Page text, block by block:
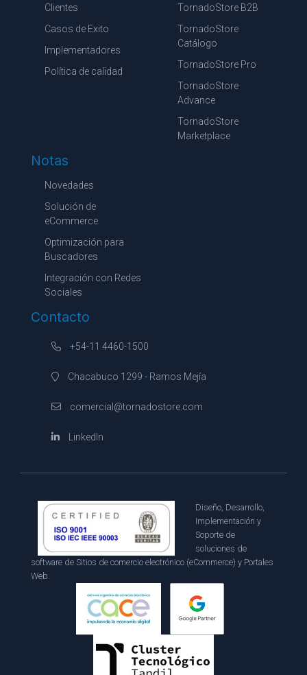
Clientes
Casos de Exito
Implementadores
Política de calidad
TornadoStore B2B
TornadoStore
Catálogo
TornadoStore Pro
TornadoStore
Advance
TornadoStore
Marketplace
Notas
Novedades
Solución de
eCommerce
Optimización para
Buscadores
Integración con Redes
Sociales
Contacto
+54-11 4460-1500
Chacabuco 1299 - Ramos Mejía
comercial@tornadostore.com
LinkedIn
Diseño, Desarrollo,
Implementación y
Soporte de
soluciones de
software de Sitios de comercio electrónico (eCommerce) y Portales
Web.